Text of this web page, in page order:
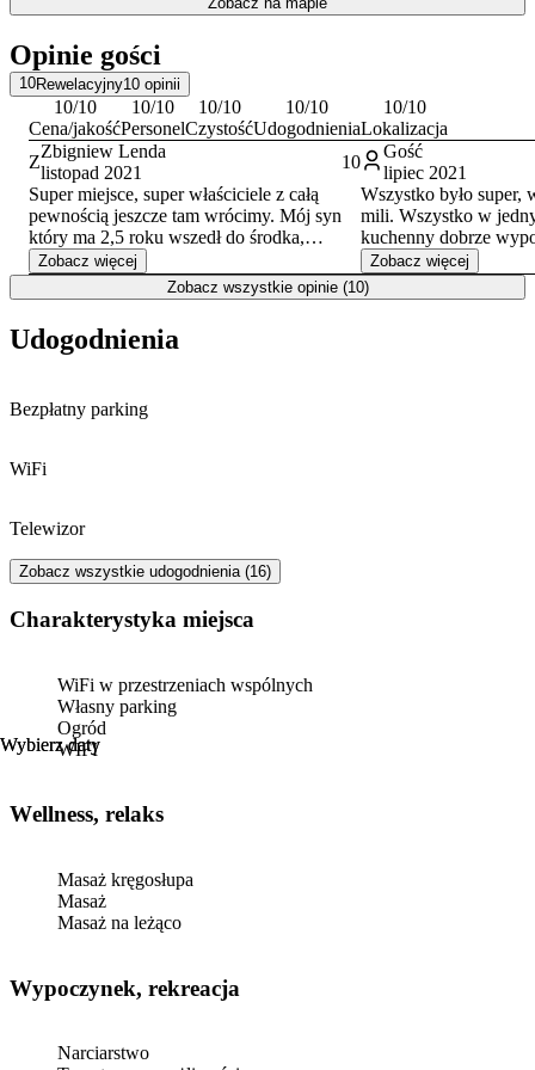
Przełom Białki. Zimą dodatkową atrakcję stanowi pobliskie
Doba hotelowa trwa od 15:00 do 11:00. Obiekt akceptuje płatności
gotówką, kartą kredytową i przelewem.
Opinie gości
10Rewelacyjny10 opinii
10/10
Cena/jakość
10/10
Personel
10/10
Czystość
10/10
Udogodnienia
10/10
Lokalizacja
Z
Zbigniew Lenda
listopad 2021
10
Super miejsce, super właściciele z całą
pewnością jeszcze tam wrócimy. Mój syn
który ma 2,5 roku wszedł do środka,
zatrzymał się zaraz za progiem i z
uśmiechem na twarzy powiedział " jak tu
ładnie" to chyba najlepsze rekomendacja.
Zobacz więcej
Gość
lipiec 2021
Wszystko było super,
mili. Wszystko w
kuchenny dobrze
czysty i przyjemny
Zobacz więcej
Zobacz wszystkie opinie (10)
Wybierz daty
Wybierz daty
Udogodnienia
Bezpłatny parking
WiFi
Telewizor
Zobacz wszystkie udogodnienia (16)
Charakterystyka miejsca
WiFi w przestrzeniach wspólnych
Własny parking
Ogród
WIFI
Wellness, relaks
Masaż kręgosłupa
Masaż
Masaż na leżąco
Wypoczynek, rekreacja
Narciarstwo